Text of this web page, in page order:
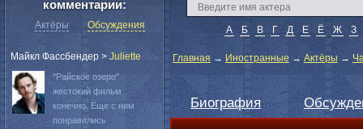
А Б В Г Д Е Ё Ж З
Главная → Иностранные → Актёры →
Биография
комментарии:
Актёры Обсуждения
Майкл Фассбендер > Juliette
"Райское озеро"
жестокий фильм
конечно. Еще с ним
понравились